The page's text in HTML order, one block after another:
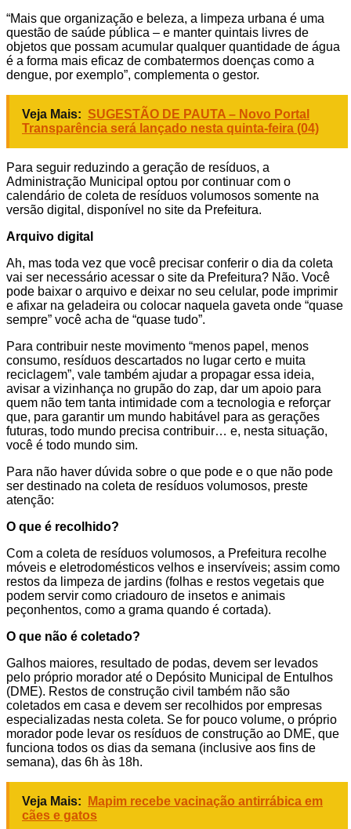
“Mais que organização e beleza, a limpeza urbana é uma
questão de saúde pública – e manter quintais livres de
objetos que possam acumular qualquer quantidade de água
é a forma mais eficaz de combatermos doenças como a
dengue, por exemplo”, complementa o gestor.
Veja Mais: SUGESTÃO DE PAUTA – Novo Portal
Transparência será lançado nesta quinta-feira (04)
Para seguir reduzindo a geração de resíduos, a
Administração Municipal optou por continuar com o
calendário de coleta de resíduos volumosos somente na
versão digital, disponível no site da Prefeitura.
Arquivo digital
Ah, mas toda vez que você precisar conferir o dia da coleta
vai ser necessário acessar o site da Prefeitura? Não. Você
pode baixar o arquivo e deixar no seu celular, pode imprimir
e afixar na geladeira ou colocar naquela gaveta onde “quase
sempre” você acha de “quase tudo”.
Para contribuir neste movimento “menos papel, menos
consumo, resíduos descartados no lugar certo e muita
reciclagem”, vale também ajudar a propagar essa ideia,
avisar a vizinhança no grupão do zap, dar um apoio para
quem não tem tanta intimidade com a tecnologia e reforçar
que, para garantir um mundo habitável para as gerações
futuras, todo mundo precisa contribuir… e, nesta situação,
você é todo mundo sim.
Para não haver dúvida sobre o que pode e o que não pode
ser destinado na coleta de resíduos volumosos, preste
atenção:
O que é recolhido?
Com a coleta de resíduos volumosos, a Prefeitura recolhe
móveis e eletrodomésticos velhos e inservíveis; assim como
restos da limpeza de jardins (folhas e restos vegetais que
podem servir como criadouro de insetos e animais
peçonhentos, como a grama quando é cortada).
O que não é coletado?
Galhos maiores, resultado de podas, devem ser levados
pelo próprio morador até o Depósito Municipal de Entulhos
(DME). Restos de construção civil também não são
coletados em casa e devem ser recolhidos por empresas
especializadas nesta coleta. Se for pouco volume, o próprio
morador pode levar os resíduos de construção ao DME, que
funciona todos os dias da semana (inclusive aos fins de
semana), das 6h às 18h.
Veja Mais:
Mapim recebe vacinação antirrábica em
cães e gatos